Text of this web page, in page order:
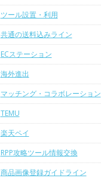
ツール設置・利用
共通の送料込みライン
ECステーション
海外進出
マッチング・コラボレーション
TEMU
楽天ペイ
RPP攻略ツール情報交換
商品画像登録ガイドライン